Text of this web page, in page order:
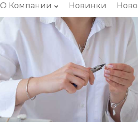
О Компании Новинки